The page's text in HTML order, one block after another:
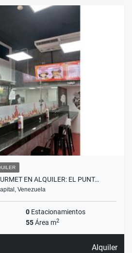
EN ALQUILER: EL PUNT…
Venezuela
0 Estacionamientos
55Área m2
Alquiler